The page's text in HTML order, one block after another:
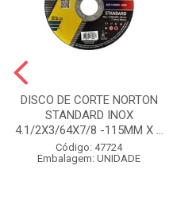
DISCO DE CORTE NORTON
STANDARD INOX
4.1/2X3/64X7/8 -115MM X ...
Código: 47724
Embalagem: UNIDADE